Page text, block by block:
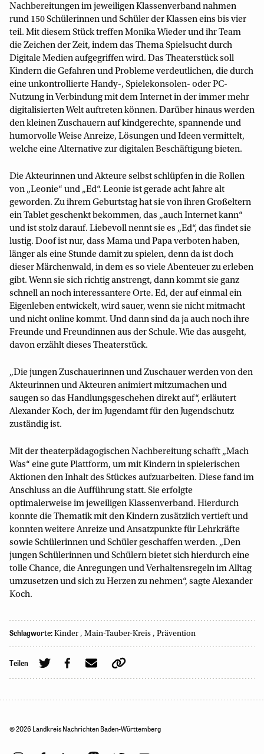
Nachbereitungen im jeweiligen Klassenverband nahmen
rund 150 Schülerinnen und Schüler der Klassen eins bis vier
teil. Mit diesem Stück treffen Monika Wieder und ihr Team
die Zeichen der Zeit, indem das Thema Spielsucht durch
Digitale Medien aufgegriffen wird. Das Theaterstück soll
Kindern die Gefahren und Probleme verdeutlichen, die durch
eine unkontrollierte Handy-, Spielekonsolen- oder PC-
Nutzung in Verbindung mit dem Internet in der immer mehr
digitalisierten Welt auftreten können. Darüber hinaus werden
den kleinen Zuschauern auf kindgerechte, spannende und
humorvolle Weise Anreize, Lösungen und Ideen vermittelt,
welche eine Alternative zur digitalen Beschäftigung bieten.
Die Akteurinnen und Akteure selbst schlüpfen in die Rollen
von „Leonie“ und „Ed“. Leonie ist gerade acht Jahre alt
geworden. Zu ihrem Geburtstag hat sie von ihren Großeltern
ein Tablet geschenkt bekommen, das „auch Internet kann“
und ist stolz darauf. Liebevoll nennt sie es „Ed“, das findet sie
lustig. Doof ist nur, dass Mama und Papa verboten haben,
länger als eine Stunde damit zu spielen, denn da ist doch
dieser Märchenwald, in dem es so viele Abenteuer zu erleben
gibt. Wenn sie sich richtig anstrengt, dann kommt sie ganz
schnell an noch interessantere Orte. Ed, der auf einmal ein
Eigenleben entwickelt, wird sauer, wenn sie nicht mitmacht
und nicht online kommt. Und dann sind da ja auch noch ihre
Freunde und Freundinnen aus der Schule. Wie das ausgeht,
davon erzählt dieses Theaterstück.
„Die jungen Zuschauerinnen und Zuschauer werden von den
Akteurinnen und Akteuren animiert mitzumachen und
saugen so das Handlungsgeschehen direkt auf“, erläutert
Alexander Koch, der im Jugendamt für den Jugendschutz
zuständig ist.
Mit der theaterpädagogischen Nachbereitung schafft „Mach
Was“ eine gute Plattform, um mit Kindern in spielerischen
Aktionen den Inhalt des Stückes aufzuarbeiten. Diese fand im
Anschluss an die Aufführung statt. Sie erfolgte
optimalerweise im jeweiligen Klassenverband. Hierdurch
konnte die Thematik mit den Kindern zusätzlich vertieft und
konnten weitere Anreize und Ansatzpunkte für Lehrkräfte
sowie Schülerinnen und Schüler geschaffen werden. „Den
jungen Schülerinnen und Schülern bietet sich hierdurch eine
tolle Chance, die Anregungen und Verhaltensregeln im Alltag
umzusetzen und sich zu Herzen zu nehmen“, sagte Alexander
Koch.
Schlagworte: Kinder , Main-Tauber-Kreis , Prävention
Teilen
© 2026 Landkreis Nachrichten Baden-Württemberg